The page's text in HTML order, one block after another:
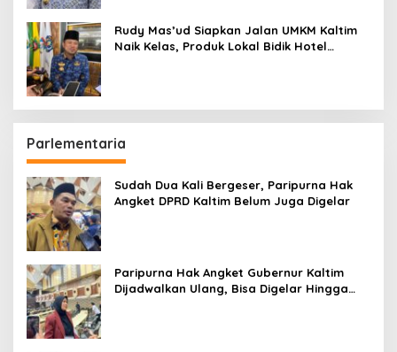
Rudy Mas’ud Siapkan Jalan UMKM Kaltim
Naik Kelas, Produk Lokal Bidik Hotel
Parlementaria
Sudah Dua Kali Bergeser, Paripurna Hak
Angket DPRD Kaltim Belum Juga Digelar
Paripurna Hak Angket Gubernur Kaltim
Dijadwalkan Ulang, Bisa Digelar Hingga